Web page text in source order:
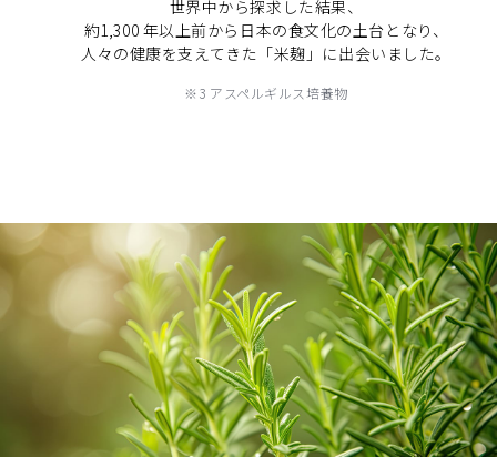
世界中から探求した結果、
約1,300 年以上前から日本の食文化の土台となり、
人々の健康を支えてきた「米麹」に出会いました。
※3 アスペルギルス培養物